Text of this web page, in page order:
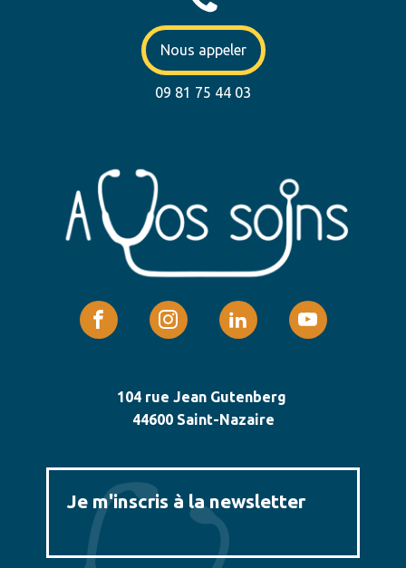
Nous appeler
09 81 75 44 03
104 rue Jean Gutenberg
44600 Saint-Nazaire
Je m'inscris à la newsletter